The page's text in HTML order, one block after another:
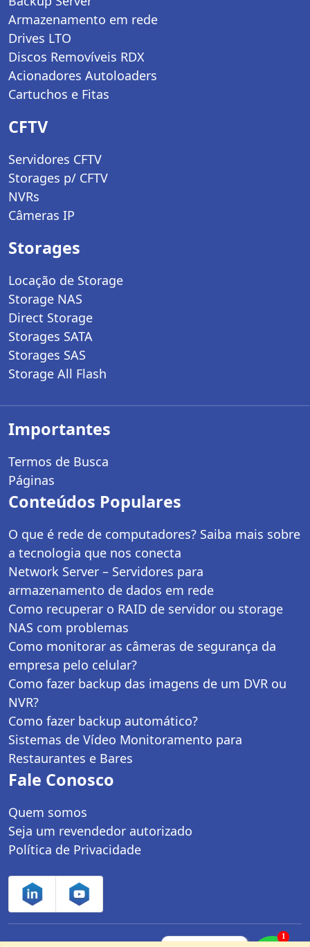
Armazenamento em rede
Drives LTO
Discos Removíveis RDX
Acionadores Autoloaders
Cartuchos e Fitas
CFTV
Servidores CFTV
Storages p/ CFTV
NVRs
Câmeras IP
Storages
Locação de Storage
Storage NAS
Direct Storage
Storages SATA
Storages SAS
Storage All Flash
Importantes
Termos de Busca
Páginas
Conteúdos Populares
O que é rede de computadores? Saiba mais sobre
a tecnologia que nos conecta
Network Server – Servidores para
armazenamento de dados em rede
Como recuperar o RAID de servidor ou storage
NAS com problemas
Como monitorar as câmeras de segurança da
empresa pelo celular?
Como fazer backup das imagens de um DVR ou
NVR?
Como fazer backup automático?
Sistemas de Vídeo Monitoramento para
Restaurantes e Bares
Fale Conosco
Quem somos
Seja um revendedor autorizado
Política de Privacidade
1